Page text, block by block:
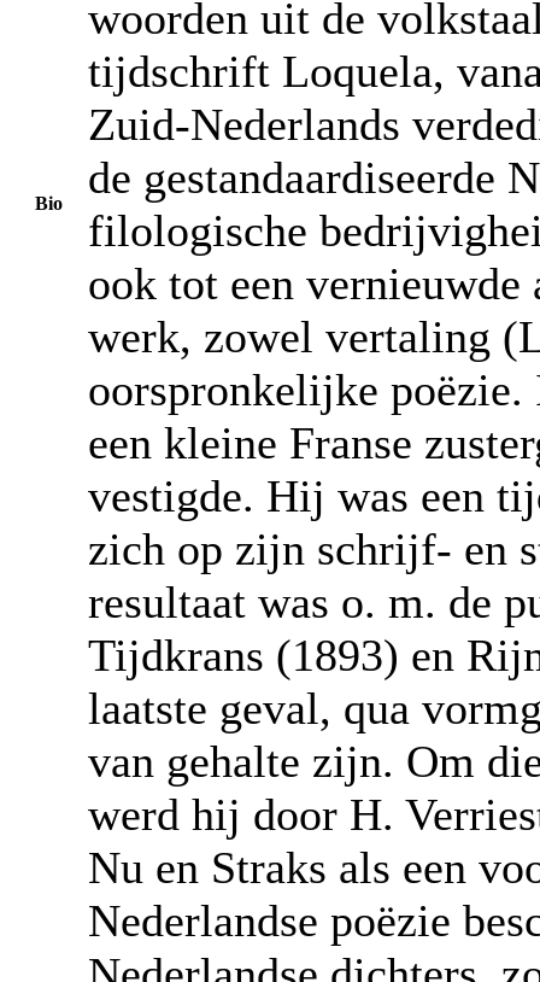
Bio
woorden uit de
tijdschrift Loquela,
Zuid-Nederlands
de gestandaardiseerde
filologische
ook tot een
werk, zowel vertaling
oorspronkelijke
een kleine Franse
vestigde. Hij was een
zich op zijn schrijf- en
resultaat was o. m. de
Tijdkrans (1893) en
laatste geval, qua
van gehalte zijn. Om
werd hij door H.
Nu en Straks als een
Nederlandse poëzie